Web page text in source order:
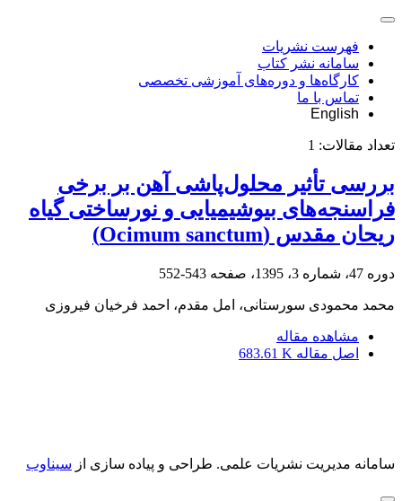
فهرست نشریات
سامانه نشر کتاب
کارگاه‌ها و دوره‌های آموزشی تخصصی
تماس با ما
English
تعداد مقالات: 1
بررسی تأثیر محلول‌پاشی آهن بر برخی
فراسنجه‌های بیوشیمیایی و نورساختی گیاه
ریحان مقدس (Ocimum sanctum)
دوره 47، شماره 3، 1395، صفحه 543-552
محمد محمودی سورستانی، امل مقدم، احمد فرخیان فیروزی
مشاهده مقاله
اصل مقاله 683.61 K
سامانه مدیریت نشریات علمی. طراحی و پیاده سازی از سیناوب